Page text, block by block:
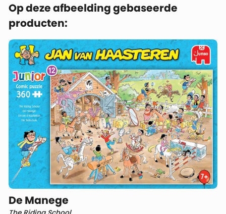
Op deze afbeelding gebaseerde
producten:
De Manege